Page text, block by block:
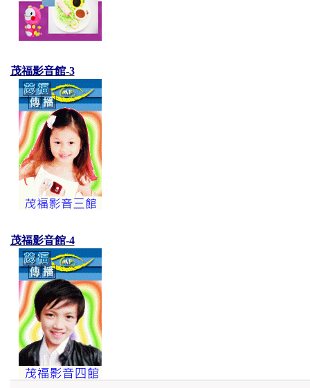
茂福影音館-3
茂福影音館-4